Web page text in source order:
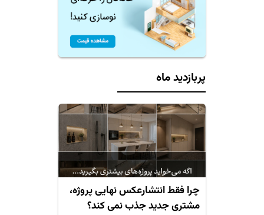
پربازدید ماه
چرا فقط انتشارعکس نهایی پروژه،
مشتری جدید جذب نمی کند؟